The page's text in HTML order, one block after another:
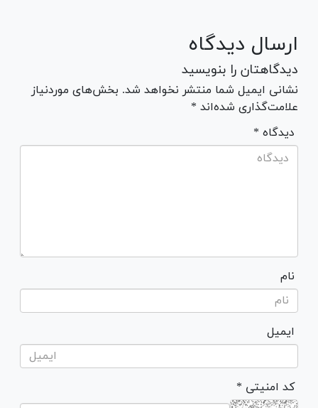
ارسال دیدگاه
دیدگاهتان را بنویسید
نشانی ایمیل شما منتشر نخواهد شد. بخش‌های موردنیاز
علامت‌گذاری شده‌اند *
* دیدگاه
نام
ایمیل
* کد امنیتی